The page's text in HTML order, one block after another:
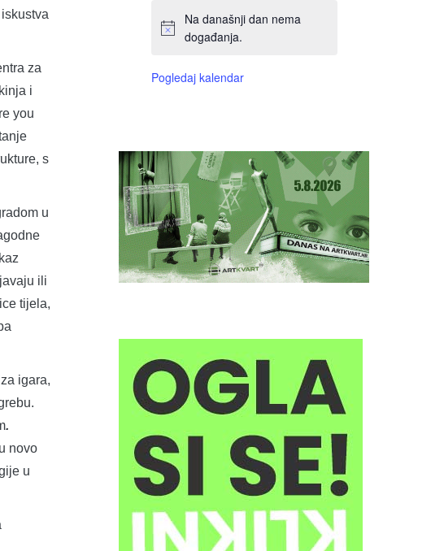
za
i
you
s
u
ili
tijela,
igara,
.
novo
u
Na današnji dan nema
događanja.
Pogledaj kalendar